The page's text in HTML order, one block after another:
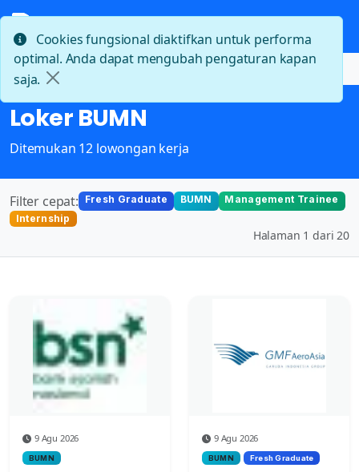
Beranda Loker BUMN
Loker BUMN
Ditemukan 12 lowongan kerja
Filter cepat: Fresh Graduate BUMN
Management Trainee
Internship
Halaman 1 dari 20
9 Agu 2026
BUMN
9 Agu 2026
BUMN Fresh Graduate
Cookies fungsional diaktifkan untuk performa
optimal. Anda dapat mengubah pengaturan kapan
saja.